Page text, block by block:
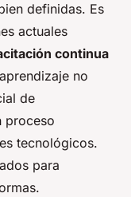
definidas. Es
actuales
continua
no
de
proceso
tecnológicos.
para